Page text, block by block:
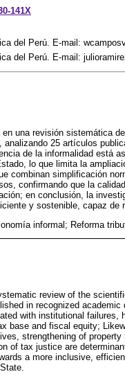
141X
del Perú. E-mail:
del Perú. E-mail:
una revisión sistemática
25 artículos
de la informalidad está
lo que limita la
combinan simplificación
confirmando que la
en conclusión, la
y sostenible, capaz de
informal; Reforma
review of the
in recognized
with institutional
base and fiscal equity;
strengthening of
of tax justice are
a more inclusive,